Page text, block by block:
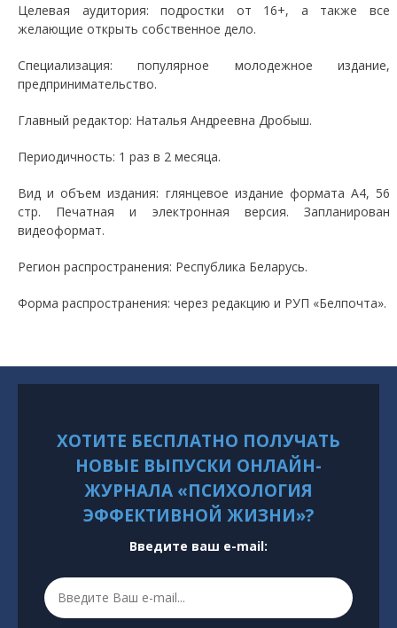
Целевая аудитория: подростки от 16+, а также все
желающие открыть собственное дело.
Специализация: популярное молодежное издание,
предпринимательство.
Главный редактор: Наталья Андреевна Дробыш.
Периодичность: 1 раз в 2 месяца.
Вид и объем издания: глянцевое издание формата А4, 56
стр. Печатная и электронная версия. Запланирован
видеоформат.
Регион распространения: Республика Беларусь.
Форма распространения: через редакцию и РУП «Белпочта».
ХОТИТЕ БЕСПЛАТНО ПОЛУЧАТЬ
НОВЫЕ ВЫПУСКИ ОНЛАЙН-
ЖУРНАЛА «ПСИХОЛОГИЯ
ЭФФЕКТИВНОЙ ЖИЗНИ»?
Введите ваш e-mail: